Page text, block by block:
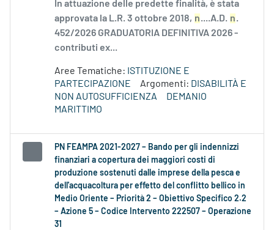
In attuazione delle predette finalità, è stata
approvata la L.R. 3 ottobre 2018, n....A.D. n.
452/2026 GRADUATORIA DEFINITIVA 2026 -
contributi ex...
Aree Tematiche: ISTITUZIONE E
PARTECIPAZIONE
Argomenti: DISABILITÀ E
NON AUTOSUFFICIENZA
DEMANIO
MARITTIMO
PN FEAMPA 2021-2027 – Bando per gli indennizzi
finanziari a copertura dei maggiori costi di
produzione sostenuti dalle imprese della pesca e
dell'acquacoltura per effetto del conflitto bellico in
Medio Oriente – Priorità 2 – Obiettivo Specifico 2.2
– Azione 5 – Codice Intervento 222507 – Operazione
31